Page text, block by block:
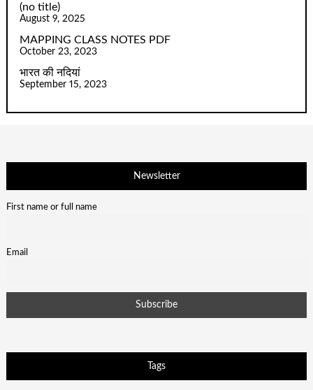
(no title)
August 9, 2025
MAPPING CLASS NOTES PDF
October 23, 2023
भारत की नदियां
September 15, 2023
Newsletter
First name or full name
Email
Tags